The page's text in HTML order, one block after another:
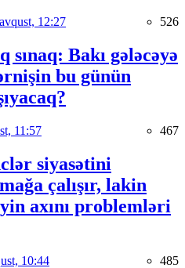
12:27 526
sınaq: Bakı gələcəyə
bu günün
11:57 467
siyasətini
çalışır, lakin
axını problemləri
10:44 485